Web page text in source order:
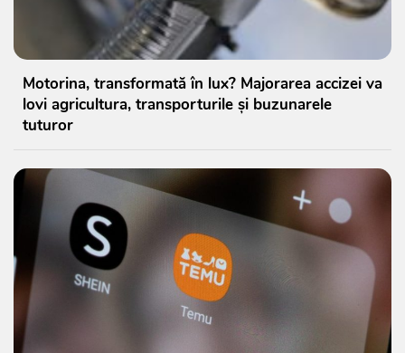
Motorina, transformată în lux? Majorarea accizei va
lovi agricultura, transporturile și buzunarele
tuturor